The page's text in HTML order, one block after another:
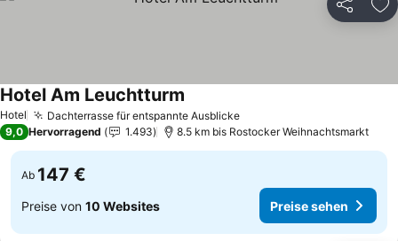
Teilen
Hotel Dachterrasse für entspannte AusblickePreise sehen
Hotel Am Leuchtturm
9,0 Hervorragend 1.493 8.5 km bis Rostocker Weihnachtsmarkt
Ab 147 €
Preise von 10 Websites Preise sehen